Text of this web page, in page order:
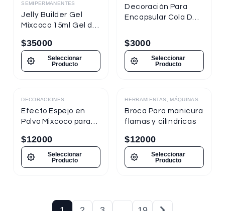
SEMIPERMANENTES
Jelly Builder Gel
Mixcoco 15ml Gel de
$35000
Seleccionar
Producto
Decoración Para
Encapsular Cola De
$3000
Seleccionar
Producto
Destacado
DECORACIONES
Efecto Espejo en
Polvo Mixcoco para
$12000
Seleccionar
Producto
HERRAMIENTAS, MÁQUINAS
Broca Para manicura
flamas y cilíndricas
$12000
Seleccionar
Producto